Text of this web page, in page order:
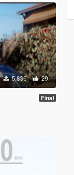
5.836 29
Final